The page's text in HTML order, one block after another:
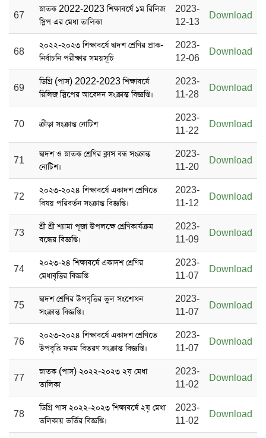
67
স্নাতক 2022-2023 শিক্ষাবর্ষে ১ম রিলিজ
স্লিপ এর মেধা তালিকা
2023-
12-13
Download
68
২০২২-২০২৩ শিক্ষাবর্ষে দ্বাদশ শ্রেণির প্রাক-
নির্বাচনি পরীক্ষার সময়সূচি
2023-
12-06
Download
69
ডিগ্রি (পাস) 2022-2023 শিক্ষাবর্ষে
রিলিজ স্লিপের আবেদন সংক্রান্ত বিজ্ঞপ্তি।
2023-
11-28
Download
70 ক্রীড়া সংক্রান্ত নোটিশ
2023-
11-22
Download
71
দ্বাদশ ও স্নাতক শ্রেণির ক্লাস বন্ধ সংক্রান্ত
নোটিশ।
2023-
11-20
Download
72
২০২৩-২০২৪ শিক্ষাবর্ষে একাদশ শ্রেণিতে
বিষয় পরিবর্তন সংক্রান্ত বিজ্ঞপ্তি।
2023-
11-12
Download
73
শ্রী শ্রী শ্যামা পূজা উপলক্ষে শ্রেণিকার্যক্রম
বন্ধের বিজ্ঞপ্তি।
2023-
11-09
Download
74
২০২৩-২৪ শিক্ষাবর্ষে একাদশ শ্রেণির
মেধাবৃত্তির বিজ্ঞপ্তি
2023-
11-07
Download
75
দ্বাদশ শ্রেণির উপবৃত্তির ভুল সংশোধন
সংক্রান্ত বিজ্ঞপ্তি।
2023-
11-07
Download
76
২০২৩-২০২৪ শিক্ষাবর্ষে একাদশ শ্রেণিতে
উপবৃত্তি ফরম বিতরণ সংক্রান্ত বিজ্ঞপ্তি।
2023-
11-07
Download
77
স্নাতক (পাস) ২০২২-২০২৩ ২য় মেধা
তালিকা
2023-
11-02
Download
78
ডিগ্রি পাস ২০২২-২০২৩ শিক্ষাবর্ষে ২য় মেধা
তলিকায় ভর্তির বিজ্ঞপ্তি।
2023-
11-02
Download